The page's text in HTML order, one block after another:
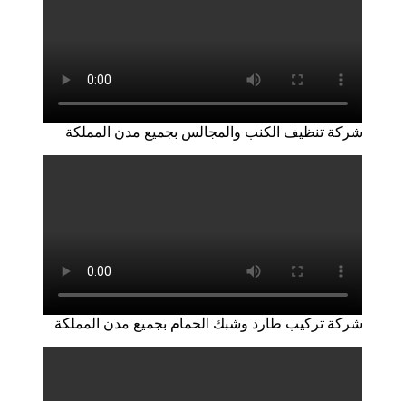
شركة تنظيف الكنب والمجالس بجميع مدن المملكة
شركة تركيب طارد وشبك الحمام بجميع مدن المملكة